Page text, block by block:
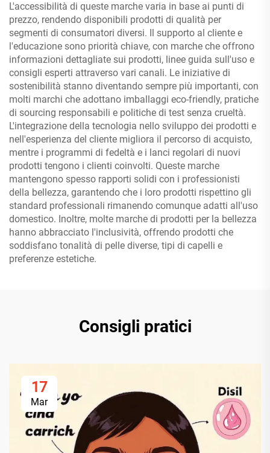
L'accessibilità di queste marche varia in base ai punti di
prezzo, rendendo disponibili prodotti di qualità per
segmenti di consumatori diversi. Il supporto al cliente e
l'educazione sono priorità chiave, con marche che offrono
informazioni dettagliate sui prodotti, linee guida sull'uso e
consigli esperti attraverso vari canali. Le iniziative di
sostenibilità stanno diventando sempre più importanti, con
molti marchi che adottano imballaggi eco-friendly, pratiche
di sourcing responsabili e politiche di test senza crueltà.
L'integrazione della tecnologia nello sviluppo dei prodotti e
nell'esperienza del cliente migliora il percorso di acquisto,
mentre i programmi di fedeltà e i lanci regolari di nuovi
prodotti tengono i clienti coinvolti. Queste marche
mantengono spesso rapporti solidi con i professionisti
della bellezza, garantendo che i loro prodotti rispettino gli
standard professionali rimanendo comunque adatti all'uso
domestico. Inoltre, molte marche di prodotti per la bellezza
hanno abbracciato l'inclusività, offrendo prodotti che
soddisfano tonalità di pelle diverse, tipi di capelli e
preferenze estetiche.
Consigli pratici
17
Mar